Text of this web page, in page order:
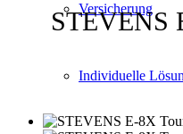
Versicherung
Individuelle
STEVENS